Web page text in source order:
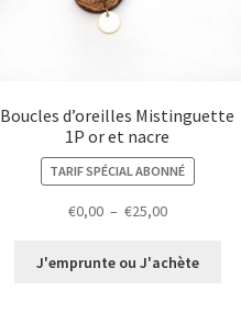
Boucles d’oreilles Mistinguette
1P or et nacre
TARIF SPÉCIAL ABONNÉ
€0,00 – €25,00Plage
prix :
J'emprunte ou J'achète